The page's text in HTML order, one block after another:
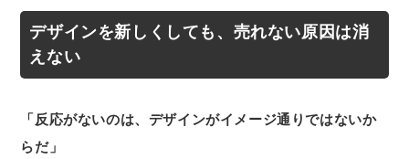
デザインを新しくしても、売れない原因は消
えない
「反応がないのは、デザインがイメージ通りではないか
らだ」